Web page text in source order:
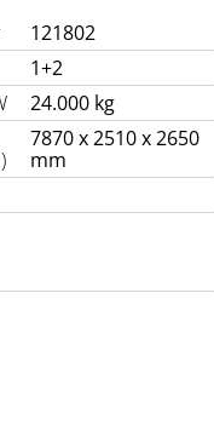
121802
1+2
24.000 kg
7870 x 2510 x 2650
mm